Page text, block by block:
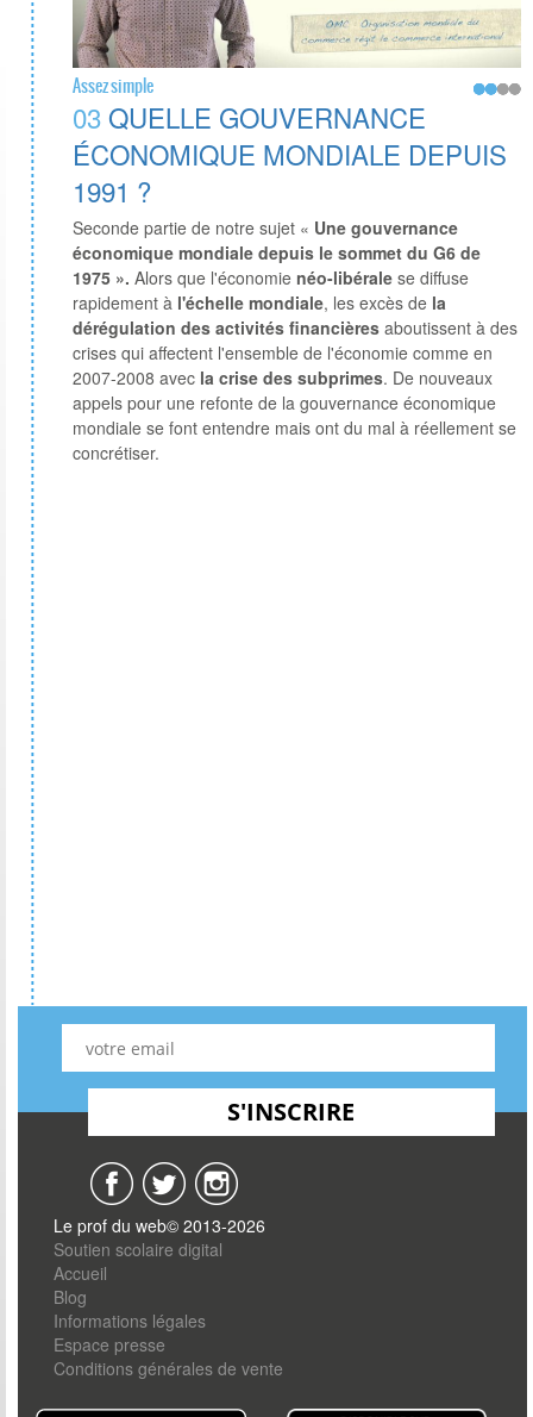
Assez simple
03QUELLE GOUVERNANCE
ÉCONOMIQUE MONDIALE DEPUIS
1991 ?
Seconde partie de notre sujet « Une gouvernance
économique mondiale depuis le sommet du G6 de
1975 ».Alors que l'économie néo-libérale se diffuse
rapidement à l'échelle mondiale, les excès de la
dérégulation des activités financières aboutissent à des
crises qui affectent l'ensemble de l'économie comme en
2007-2008 avec la crise des subprimes. De nouveaux
appels pour une refonte de la gouvernance économique
mondiale se font entendre mais ont du mal à réellement se
concrétiser.
Le prof du web© 2013-2026
Soutien scolaire digital
Accueil
Blog
Informations légales
Espace presse
Conditions générales de vente